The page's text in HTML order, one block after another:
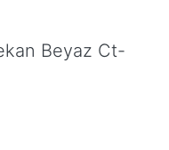
Beyaz Ct-